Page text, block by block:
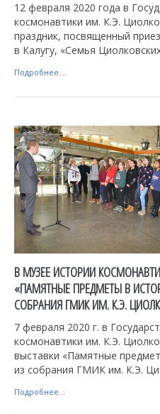
12 февраля 2020 года в
космонавтики им. К.Э.
праздник, посвященный
в Калугу, «Семья
Подробнее...
В МУЗЕЕ ИСТОРИИ
«ПАМЯТНЫЕ ПРЕДМЕТЫ В
СОБРАНИЯ ГМИК ИМ. К.Э.
7 февраля 2020 г. в
космонавтики им. К.Э.
выставки «Памятные
из собрания ГМИК им. К.Э.
Подробнее...